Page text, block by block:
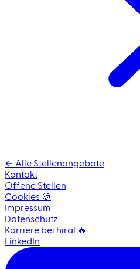
← Alle Stellenangebote
Kontakt
Offene Stellen
Cookies 🍪
Impressum
Datenschutz
Karriere bei hiral 🔥
LinkedIn